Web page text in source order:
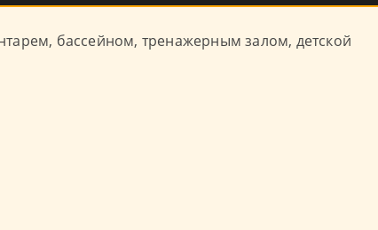
бассейном, тренажерным залом, детской